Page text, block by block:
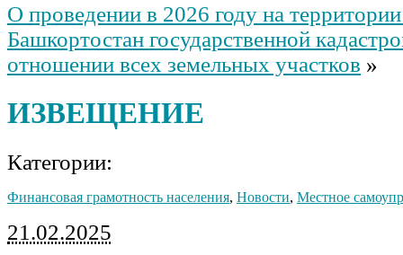
О проведении в 2026 году на
Башкортостан государственной
отношении всех земельных участков »
ИЗВЕЩЕНИЕ
Категории:
Финансовая грамотность населения, Новости, Местное
21.02.2025